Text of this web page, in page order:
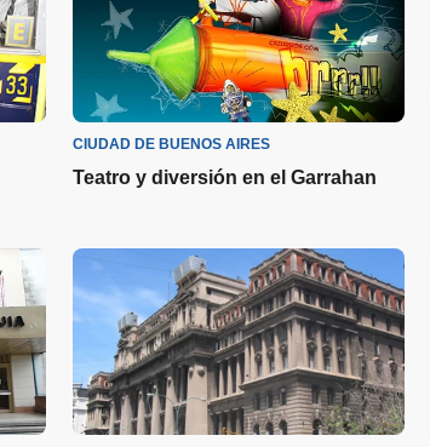
CIUDAD DE BUENOS AIRES
Teatro y diversión en el Garrahan